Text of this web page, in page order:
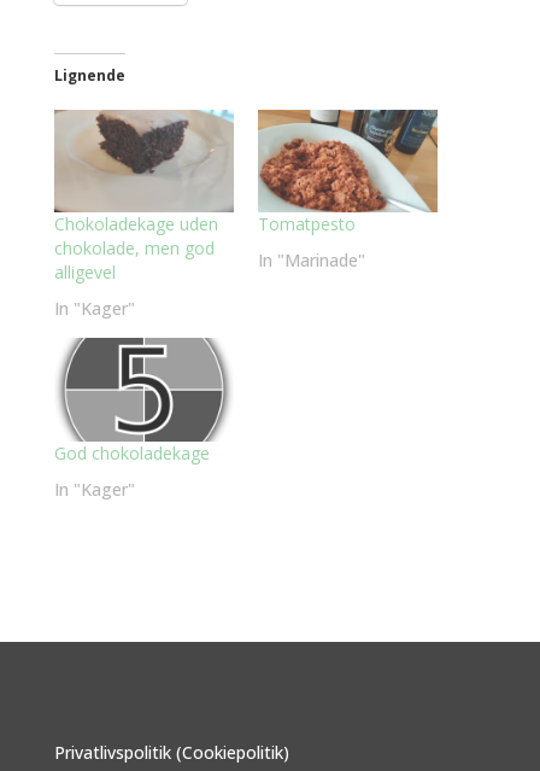
Lignende
Chokoladekage uden
chokolade, men god
alligevel
In "Kager"
Tomatpesto
In "Marinade"
God chokoladekage
In "Kager"
Privatlivspolitik (Cookiepolitik)